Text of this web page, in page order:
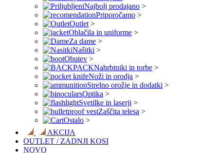
Najbolj prodajano >
Priporočamo >
Outlet >
Oblačila in uniforme >
Za dame >
Našitki >
Obutev >
Nahrbtniki in torbe >
Noži in orodja >
Strelno orožje in dodatki >
Optika >
Svetilke in laserji >
Zaščita telesa >
Ostalo >
AKCIJA
OUTLET / ZADNJI KOSI
NOVO